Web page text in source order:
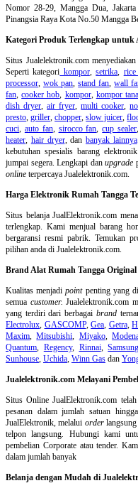
Nomor 28-29, Mangga Dua,
Pinangsia Raya Kota No.50 Mangga
Kategori Produk Terlengkap untuk
Situs Jualelektronik.com
Seperti kategori kompor,setrika
processor ,wok pan ,stand fan ,wall
fan ,cooker hob kompor, kompor
dish dryer ,air fryer ,multi cooker ,
presto ,griller ,chopper ,slow juicer ,
cuci auto fan, sirocco fan ,cup sealer
heater hair dryer, dan banyak lainnya
kebutuhan spesialis barang
jumpai segera. Lengkapi danupgrade
online terpercaya Jualelektronik.com.
Harga Elektronik Rumah Tangga
Situs belanjaJualElektronik.com
terlengkap. Kami menjual barang
bergaransi resmi pabrik. Temukan
pilihan anda di Jualelektronik.com.
Brand Alat Rumah Tangga Original
Kualitas menjadipointpenting yang
semua customer. Jualelektronik.com
yang terdiri dari berbagai brand
Electrolux GASCOMP,Gea Getra,
Maxim ,Mitsubishi Miyako,
Quantum
Regency, Rinnai,Samsung
Sunhouse Uchida Winn Gas dan
Jualelektronik.com Melayani
Situs Online JualElektronik.com
pesanan dalam jumlah satuan
JualElektronik, melalui order
telpon langsung
Hubungi kami
pembelian Corporate atau tender.
dalam jumlah banyak
Belanja dengan Mudah di